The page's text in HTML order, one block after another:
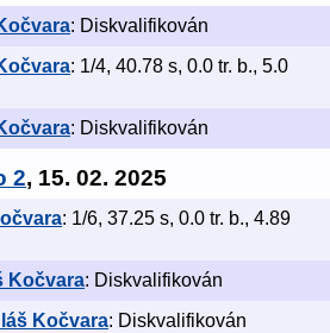
: Diskvalifikován
: 1/4, 40.78 s, 0.0 tr. b., 5.0
: Diskvalifikován
2, 15. 02. 2025
: 1/6, 37.25 s, 0.0 tr. b., 4.89
Kočvara: Diskvalifikován
Kočvara: Diskvalifikován